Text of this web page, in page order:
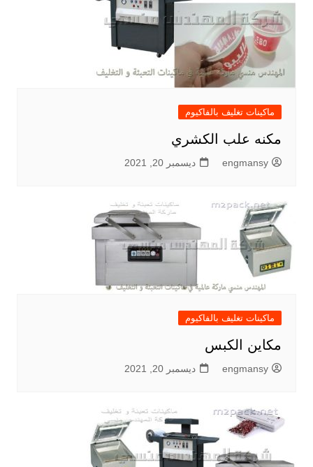
ماكينات تغليف بالفاكيوم
مكنه علب الكشري
engmansy ديسمبر 20, 2021
ماكينات تغليف بالفاكيوم
مكاين الكبس
engmansy ديسمبر 20, 2021